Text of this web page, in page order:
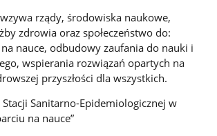
rządy, środowiska naukowe,
zdrowia oraz społeczeństwo do:
nauce, odbudowy zaufania do nauki i
wspierania rozwiązań opartych na
przyszłości dla wszystkich.
Sanitarno-Epidemiologicznej w
na nauce”